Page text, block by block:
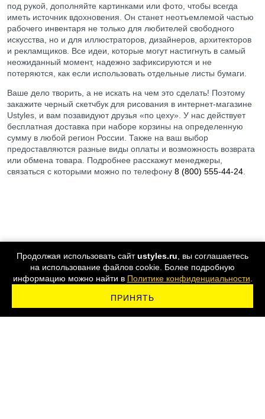
под рукой, дополняйте картинками или фото, чтобы всегда
иметь источник вдохновения. Он станет неотъемлемой частью
рабочего инвентаря не только для любителей свободного
искусства, но и для иллюстраторов, дизайнеров, архитекторов
и рекламщиков. Все идеи, которые могут настигнуть в самый
неожиданный момент, надежно зафиксируются и не
потеряются, как если использовать отдельные листы бумаги.
Ваше дело творить, а не искать на чем это сделать! Поэтому
закажите черный скетчбук для рисования в интернет-магазине
Ustyles, и вам позавидуют друзья «по цеху». У нас действует
бесплатная доставка при наборе корзины на определенную
сумму в любой регион России. Также на ваш выбор
предоставляются разные виды оплаты и возможность возврата
или обмена товара. Подробнее расскажут менеджеры,
связаться с которыми можно по телефону 8 (800) 555-44-24
Продолжая использовать сайтustyles.ru , вы соглашаетесь
на использование файлов cookie. Более подробную
информацию можно найти в Политике конфиденциальности
ПРИНЯТЬ